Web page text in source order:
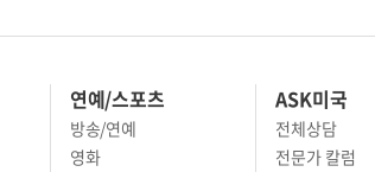
연예/스포츠
방송/연예
영화
ASK미국
전체상담
전문가 칼럼